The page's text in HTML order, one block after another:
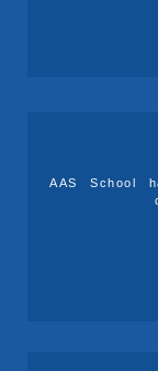
AAS School